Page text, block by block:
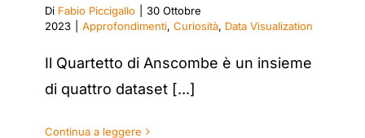
Di Fabio Piccigallo
30 Ottobre
2023
Approfondimenti, Curiosità, Data Visualization
Il Quartetto di Anscombe è un insieme
di quattro dataset [...]
Continua a leggere